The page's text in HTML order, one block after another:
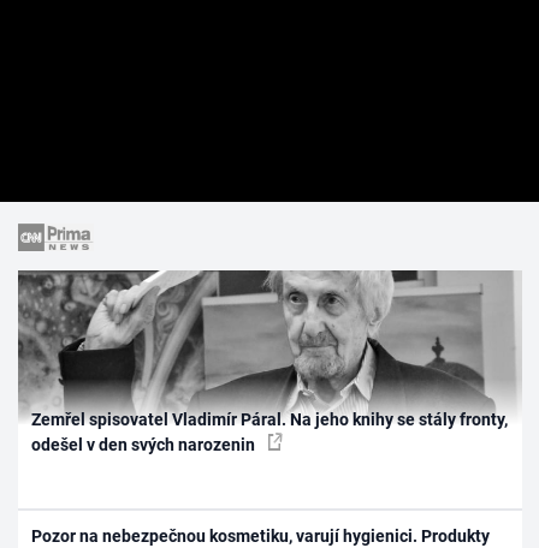
Zemřel spisovatel Vladimír Páral. Na jeho knihy se stály fronty,
odešel v den svých narozenin
Pozor na nebezpečnou kosmetiku, varují hygienici. Produkty